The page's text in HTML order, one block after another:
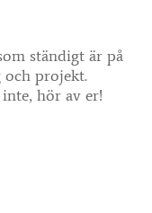
ständigt är på
och projekt.
hör av er!